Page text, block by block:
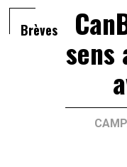
Brèves
sens